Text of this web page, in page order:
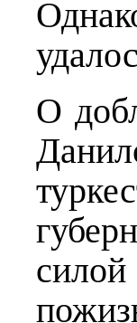
О
силой